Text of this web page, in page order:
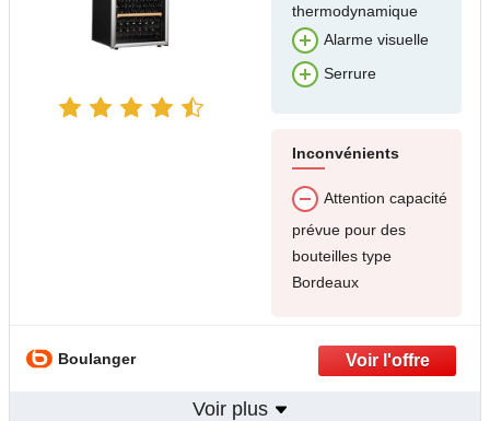
thermodynamique
Alarme visuelle
Serrure
Inconvénients
Attention capacité
prévue pour des
bouteilles type
Bordeaux
Boulanger
Voir plus